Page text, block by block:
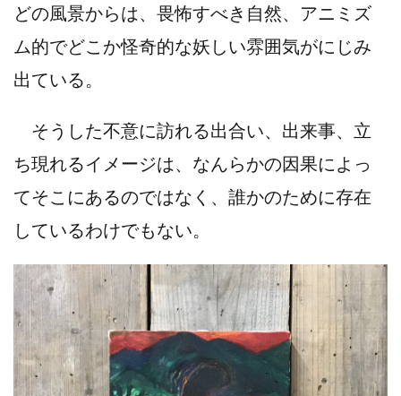
どの風景からは、畏怖すべき自然、アニミズ
ム的でどこか怪奇的な妖しい雰囲気がにじみ
出ている。
そうした不意に訪れる出合い、出来事、立
ち現れるイメージは、なんらかの因果によっ
てそこにあるのではなく、誰かのために存在
しているわけでもない。